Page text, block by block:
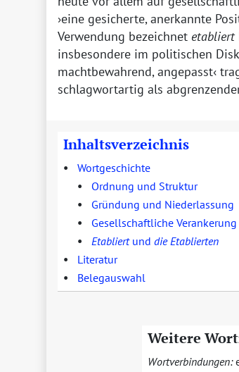
eine gesicherte, anerkannte
Verwendung bezeichnet etabliert
insbesondere im politischen
machtbewahrend, angepasst
schlagwortartig als
Inhaltsverzeichnis
•
Wortgeschichte
•
Ordnung und Struktur
•
Gründung und Niederlassung
•
Gesellschaftliche Verankerung
•
Etabliertund die Etablierten
•
Literatur
•
Belegauswahl
Weitere
Wortverbindungen: